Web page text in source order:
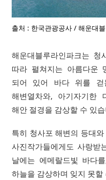
출처 : 한국관광공사 / 해운대
해운대블루라인파크는
따라 펼쳐지는 아름다운
되어 있어 바다 위를 걷
해변열차와, 아기자기한
해안 절경을 감상할 수 있
특히 청사포 해변의 등대
사진작가들에게도 사랑받
날에는 에메랄드빛 바다
하늘을 감상하며 잊지 못